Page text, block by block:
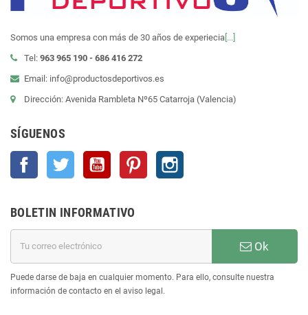
Somos una empresa con más de 30 años de experiecia [...]
Tel: 963 965 190 - 686 416 272
Email: info@productosdeportivos.es
Dirección: Avenida Rambleta Nº65 Catarroja (Valencia)
SÍGUENOS
Facebook Twitter YouTube Pinterest
BOLETIN INFORMATIVO
Ok
Puede darse de baja en cualquier momento. Para ello, consulte nuestra
información de contacto en el aviso legal.